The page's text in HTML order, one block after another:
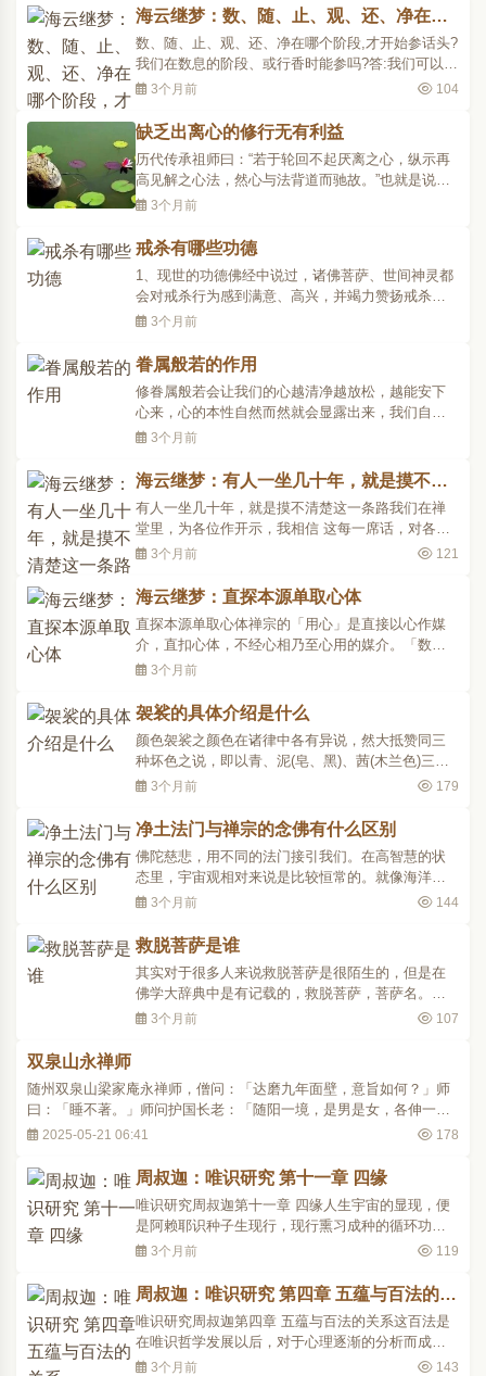
胜今天我们所学的就不像第四地那样，三十七道品
那么详细的去分析它。今天我们所学的是第五菩提
心，这里就是..
海云继梦：数、随、止、观、还、净在哪
个阶段，才开始参话头？
数、随、止、观、还、净在哪个阶段,才开始参话头?
我们在数息的阶段、或行香时能参吗?答:我们可以说
不必一定如何,你认为怎么样好就怎么样好,那个阶段
但是我想这样子是比较不是良好的办法。既然是数
息,意思就是「置心一处」在风门上,那就不要参话头
了。你..
3个月前 104
缺乏出离心的修行无有利益
历代传承祖师曰：“若于轮回不起厌离之心，纵示再
高见解之心法，然心与法背道而驰故。”也就是说，
如果内心没有生起出离心，无论我们说自己现前所
无上窍诀大圆满，修行皆无有利益。因此，出离心
非常重要，时时都要修持出离心。比如说我们每天
早上起床修法..
3个月前
戒杀有哪些功德
1、现世的功德佛经中说过，诸佛菩萨、世间神灵都
会对戒杀行为感到满意、高兴，并竭力赞扬戒杀之
人。戒杀还可以消除寿障，延年益寿。有很多人在
轨。其实，念诵仪轨虽有作用，但最奏效的方法，
无疑是戒杀。通过戒杀，就可以遣除所有的寿障。
戒杀之人不仅可..
3个月前
眷属般若的作用
修眷属般若会让我们的心越清净越放松，越能安下
心来，心的本性自然而然就会显露出来，我们自然
而然就能认识佛性，自然而然就能到达般若经典所
谓眷属，原意是亲眷、隶属;这儿取的意思是途径、
随同。经过这些办法途径，修行自己的身心，然后
逐步触摸到..
3个月前
海云继梦：有人一坐几十年，就是摸不清
楚这一条路
有人一坐几十年，就是摸不清楚这一条路我们在禅
堂里，为各位作开示，我相信 这每一席话，对各位
来讲，都是非常重要的，绝对不能有侥幸的心! 漏掉
接触六尘境界的时候，那你起作用，就是从心念产
生来的。你不起作用，心念就不产生；心念一产
生，就起作用。..
3个月前 121
海云继梦：直探本源单取心体
直探本源单取心体禅宗的「用心」是直接以心作媒
介，直扣心体，不经心相乃至心用的媒介。「数息
法」中的「用心法」即是注意鼻息长短、粗细、冷
不是「数息法」不用「心」，只是这些行者在「用
心」中不自知而已！此用心于息长息短的标的，在
北传佛教里，其用..
3个月前
袈裟的具体介绍是什么
颜色袈裟之颜色在诸律中各有异说，然大抵赞同三
种坏色之说，即以青、泥(皂、黑)、茜(木兰色)三种
为袈裟之如法色(或谓若青、若黑、若木兰色)。四分
五方正色与绯、红、紫、绿、硫黄等五方间色为不
如法色。然大比丘三千威仪卷下、舍利弗问经等更
说五部衣色殊..
3个月前 179
净土法门与禅宗的念佛有什么区别
佛陀慈悲，用不同的法门接引我们。在高智慧的状
态里，宇宙观相对来说是比较恒常的。就像海洋深
处的水跟表面的水性质虽然一样，但是海洋表面波
动，最多随着洋流平稳地流动。佛陀不忍众生苦，
就是要把我们这些苦海轮回的众生带到那种相对平
静、安乐的世界。..
3个月前 144
救脱菩萨是谁
其实对于很多人来说救脱菩萨是很陌生的，但是在
佛学大辞典中是有记载的，救脱菩萨，菩萨名。
《七佛八菩萨所说神咒经》中，救脱菩萨列为八大
一列之为八大菩..
3个月前 107
双泉山永禅师
随州双泉山梁家庵永禅师，僧问：「达磨九年面壁，意旨如何？」师
曰：「睡不著。」师问护国长老：「随阳一境，是男是女，各伸一
问，问问各别。长老将何祗对？」国以手空中画一圆相，师曰：「谢
去？」师曰：「雪上更加霜。」..
2025-05-21 06:41 178
周叔迦：唯识研究 第十一章 四缘
唯识研究周叔迦第十一章 四缘人生宇宙的显现，便
是阿赖耶识种子生现行，现行熏习成种的循环功
能。所显现的有「心法、色法」的不同。何以会有
「四缘」。这缘字在中国旧有的训诂上，是说一种
行动，顺着某一种事的边际而行动的叫做「缘」。
譬如人爬上树叫「缘..
3个月前 119
周叔迦：唯识研究 第四章 五蕴与百法的关
系
唯识研究周叔迦第四章 五蕴与百法的关系这百法是
在唯识哲学发展以后，对于心理逐渐的分析而成立
的。在佛经中并未曾详细的提到。佛经中所解释的
3个月前 143